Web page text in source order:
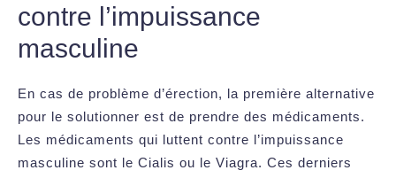
contre l’impuissance
masculine
En cas de problème d’érection, la première alternative
pour le solutionner est de prendre des médicaments.
Les médicaments qui luttent contre l’impuissance
masculine sont le Cialis ou le Viagra. Ces derniers